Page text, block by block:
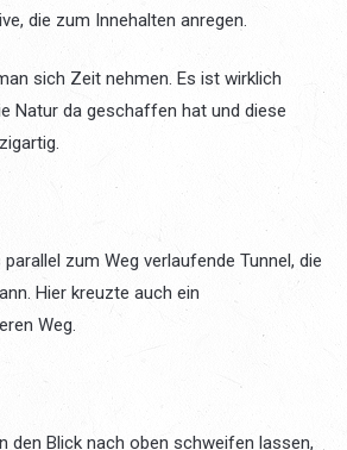
die zum Innehalten anregen.
sich Zeit nehmen. Es ist wirklich
Natur da geschaffen hat und diese
zum Weg verlaufende Tunnel, die
Hier kreuzte auch ein
Weg.
den Blick nach oben schweifen lassen,